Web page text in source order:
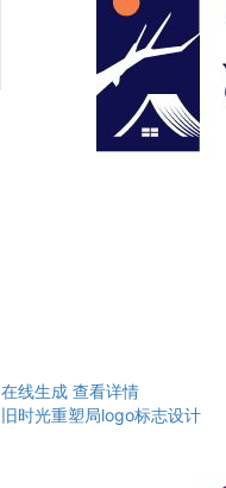
在线生成 查看详情
旧时光重塑局logo标志设计